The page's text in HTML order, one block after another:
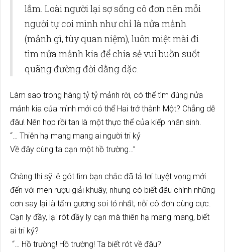
lắm. Loài người lại sợ sống cô đơn nên mỗi
người tự coi mình như chỉ là nửa mảnh
(mảnh gì, tùy quan niệm), luôn miệt mài đi
tìm nửa mảnh kia để chia sẻ vui buồn suốt
quãng đường đời dằng dặc.
Làm sao trong hàng tỷ tỷ mảnh rời, có thể tìm đúng nửa
mảnh kia của mình mới có thể Hai trở thành Một? Chẳng dễ
đâu! Nên hợp rồi tan là một thực thể của kiếp nhân sinh.
“… Thiên hạ mang mang ai người tri kỷ
Về đây cùng ta cạn một hồ trường…”
Chàng thi sỹ lê gót tìm bạn chắc đã tả tơi tuyệt vọng mới
đến với men rượu giải khuây, nhưng có biết đâu chính những
cơn say lại là tấm gương soi tỏ nhất, nỗi cô đơn cùng cực.
Cạn ly đầy, lại rót đầy ly cạn mà thiên hạ mang mang, biết
ai tri kỷ?
“… Hồ trường! Hồ trường! Ta biết rót về đâu?